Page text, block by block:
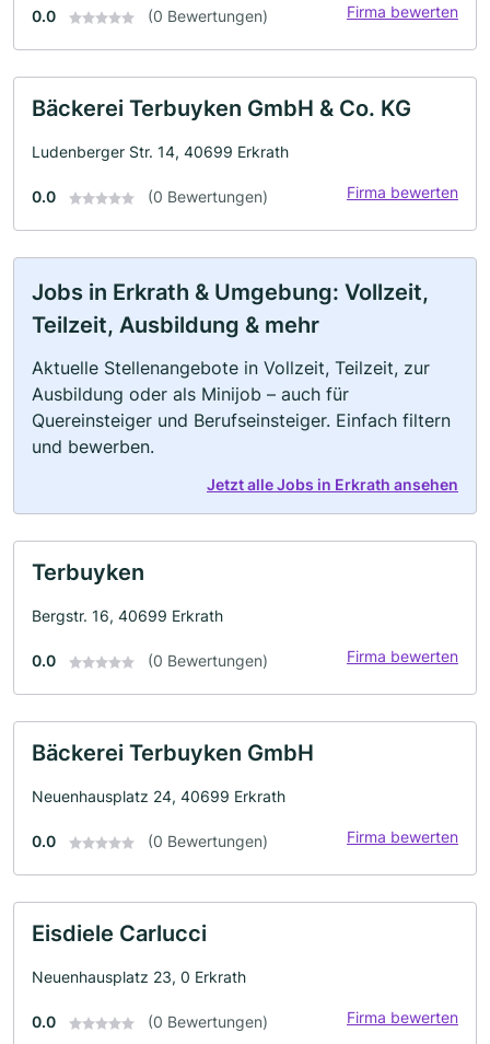
0.0 (0 Bewertungen) Firma bewerten
Bäckerei Terbuyken GmbH & Co. KG
Ludenberger Str. 14, 40699 Erkrath
0.0 (0 Bewertungen) Firma bewerten
Jobs in Erkrath & Umgebung: Vollzeit,
Teilzeit, Ausbildung & mehr
Aktuelle Stellenangebote in Vollzeit, Teilzeit, zur
Ausbildung oder als Minijob – auch für
Quereinsteiger und Berufseinsteiger. Einfach filtern
und bewerben.
Jetzt alle Jobs in Erkrath ansehen
Terbuyken
Bergstr. 16, 40699 Erkrath
0.0 (0 Bewertungen) Firma bewerten
Bäckerei Terbuyken GmbH
Neuenhausplatz 24, 40699 Erkrath
0.0 (0 Bewertungen) Firma bewerten
Eisdiele Carlucci
Neuenhausplatz 23, 0 Erkrath
0.0 (0 Bewertungen) Firma bewerten